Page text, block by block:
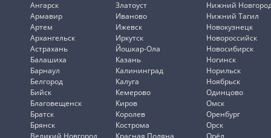
Ангарск
Армавир
Артем
Архангельск
Астрахань
Балашиха
Барнаул
Белгород
Бийск
Благовещенск
Братск
Брянск
Великий Новгород
Златоуст
Иваново
Ижевск
Иркутск
Йошкар-Ола
Казань
Калининград
Калуга
Кемерово
Киров
Королев
Кострома
Красная Поляна
Нижний
Нижний Тагил
Новокузнецк
Новороссийск
Новосибирск
Ногинск
Норильск
Ноябрьск
Одинцово
Омск
Оренбург
Орск
Орёл